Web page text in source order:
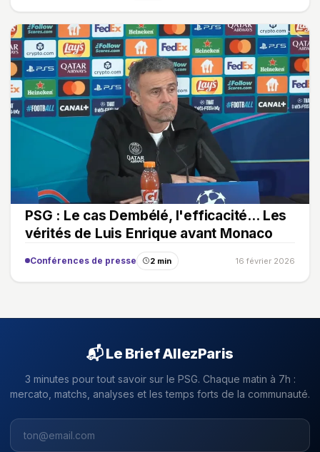
PSG : Le cas Dembélé, l'efficacité… Les
vérités de Luis Enrique avant Monaco
Conférences de presse 2 min 16 février 2026
📬 Le Brief AllezParis
3 minutes pour tout savoir sur le PSG. Chaque matin à 7h :
mercato, matchs, analyses et les temps forts de la communauté.